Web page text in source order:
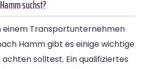
suchst?
einem Transportunternehmen
Hamm gibt es einige wichtige
achten solltest. Ein qualifiziertes